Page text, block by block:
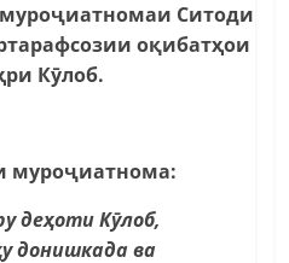
Ситоди
оқибатҳои
Кӯлоб.
муроҷиатнома:
деҳоти Кӯлоб,
донишкада ва